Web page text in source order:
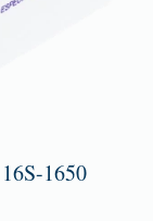
1650